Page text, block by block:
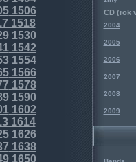
1506
1518
1530
1542
1554
1566
1578
1590
1602
1614
1626
1638
1650
CD (rok
2004
2005
2006
2007
2008
2009